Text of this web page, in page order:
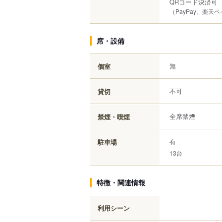
（PayPay、楽天
席・設備
個室 無
貸切 不可
禁煙・喫煙 全席禁煙
駐車場 有
13台
特徴・関連情報
利用シーン